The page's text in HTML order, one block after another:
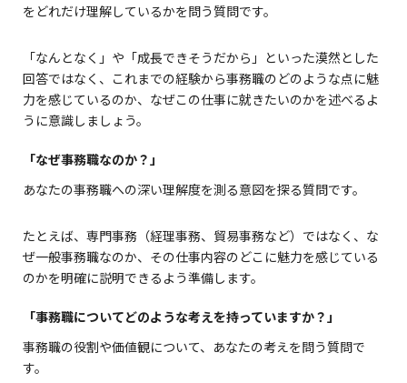
をどれだけ理解しているかを問う質問です。
「なんとなく」や「成長できそうだから」といった漠然とした
回答ではなく、これまでの経験から事務職のどのような点に魅
力を感じているのか、なぜこの仕事に就きたいのかを述べるよ
うに意識しましょう。
「なぜ事務職なのか？」
あなたの事務職への深い理解度を測る意図を探る質問です。
たとえば、専門事務（経理事務、貿易事務など）ではなく、な
ぜ一般事務職なのか、その仕事内容のどこに魅力を感じている
のかを明確に説明できるよう準備します。
「事務職についてどのような考えを持っていますか？」
事務職の役割や価値観について、あなたの考えを問う質問で
す。